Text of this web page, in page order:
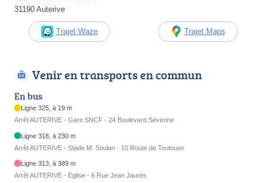
31190 Auterive
Trajet Waze Trajet Maps
Venir en transports en commun
En bus
Ligne 325, à 19 m
Arrêt AUTERIVE - Gare SNCF - 24 Boulevard Séverine
Ligne 318, à 230 m
Arrêt AUTERIVE - Stade M. Soulan - 10 Route de Toulouse
Ligne 313, à 389 m
Arrêt AUTERIVE - Église - 6 Rue Jean Jaurès